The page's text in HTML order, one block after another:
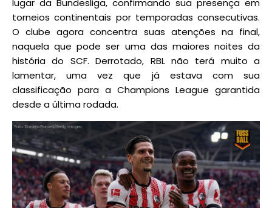
torneios continentais por temporadas consecutivas.
O clube agora concentra suas atenções na final,
naquela que pode ser uma das maiores noites da
história do SCF. Derrotado, RBL não terá muito a
lamentar, uma vez que já estava com sua
classificação para a Champions League garantida
desde a última rodada.